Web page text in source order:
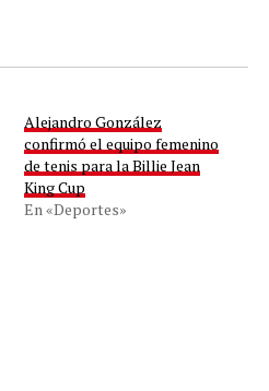
Alejandro González
confirmó el equipo femenino
de tenis para la Billie Jean
King Cup
En «Deportes»